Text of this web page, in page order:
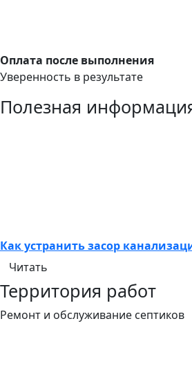
Оплата после выполнения
Уверенность в результате
Полезная
Как устранить засор
Читать
Территория работ
Ремонт и обслуживание септиков